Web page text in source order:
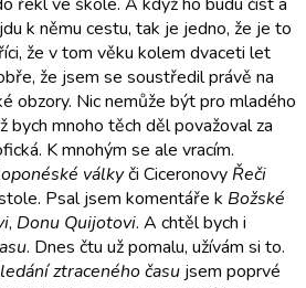
k němu cestu, tak je jedno, že je to
že v tom věku kolem dvaceti let
že jsem se soustředil právě na
obzory. Nic nemůže být pro mladého
bych mnoho těch děl považoval za
K mnohým se ale vracím.
válkyči Ciceronovy Řeči
Psal jsem komentáře k Božské
, Donu Quijotovi. A chtěl bych i
. Dnes čtu už pomalu, užívám si to.
ztraceného času jsem poprvé